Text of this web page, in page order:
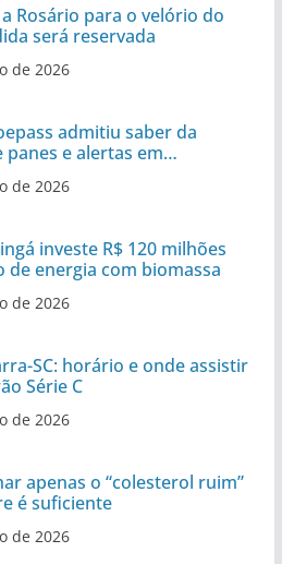
Rosário para o velório do
será reservada
de 2026
admitiu saber da
panes e alertas em
de 2026
investe R$ 120 milhões
de energia com biomassa
de 2026
SC: horário e onde assistir
Série C
de 2026
apenas o “colesterol ruim”
é suficiente
de 2026